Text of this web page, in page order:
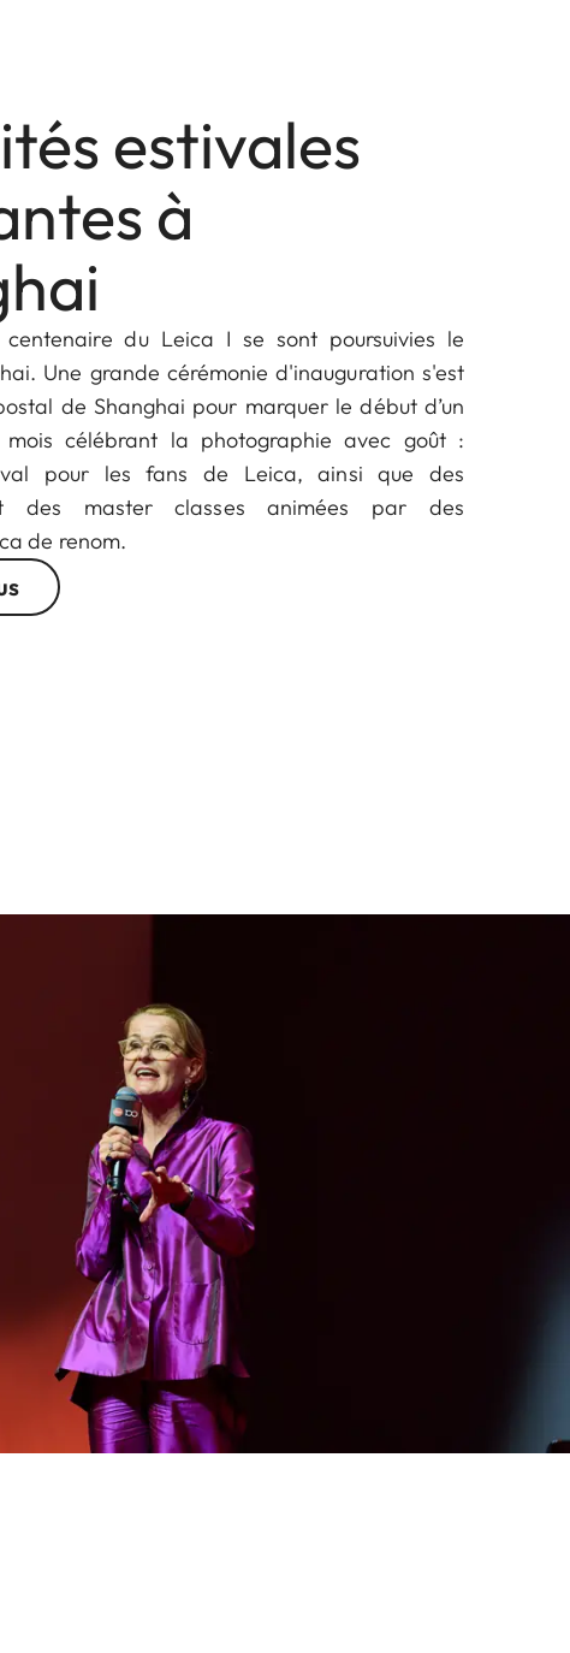
estivales
à
du Leica I se sont poursuivies le
Une grande cérémonie d'inauguration s'est
de Shanghai pour marquer le début d’un
mois célébrant la photographie avec goût :
pour les fans de Leica, ainsi que des
des master classes animées par des
de renom.